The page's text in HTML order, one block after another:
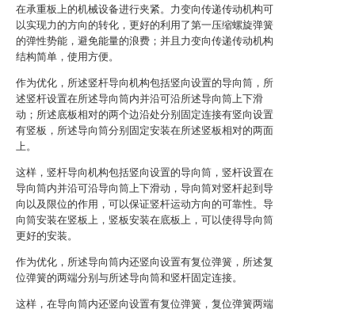
在承重板上的机械设备进行夹紧。力变向传递传动机构可
以实现力的方向的转化，更好的利用了第一压缩螺旋弹簧
的弹性势能，避免能量的浪费；并且力变向传递传动机构
结构简单，使用方便。
作为优化，所述竖杆导向机构包括竖向设置的导向筒，所
述竖杆设置在所述导向筒内并沿可沿所述导向筒上下滑
动；所述底板相对的两个边沿处分别固定连接有竖向设置
有竖板，所述导向筒分别固定安装在所述竖板相对的两面
上。
这样，竖杆导向机构包括竖向设置的导向筒，竖杆设置在
导向筒内并沿可沿导向筒上下滑动，导向筒对竖杆起到导
向以及限位的作用，可以保证竖杆运动方向的可靠性。导
向筒安装在竖板上，竖板安装在底板上，可以使得导向筒
更好的安装。
作为优化，所述导向筒内还竖向设置有复位弹簧，所述复
位弹簧的两端分别与所述导向筒和竖杆固定连接。
这样，在导向筒内还竖向设置有复位弹簧，复位弹簧两端